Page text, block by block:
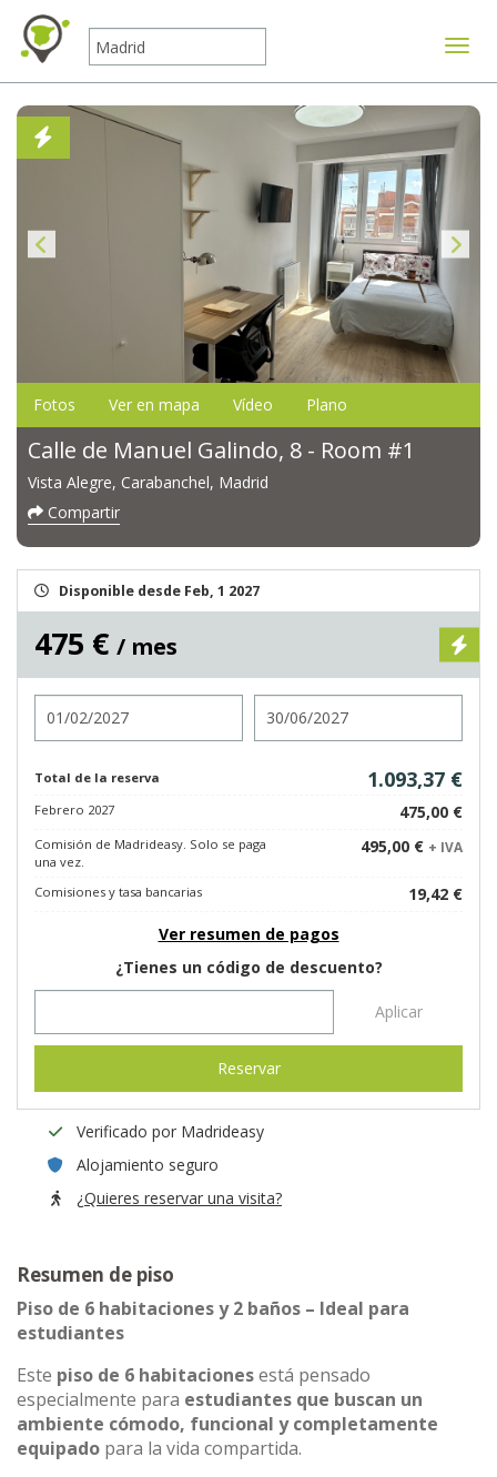
Fotos Ver en mapa Vídeo Plano
Calle de Manuel Galindo, 8 - Room #1
Vista Alegre, Carabanchel, Madrid
Compartir
Disponible desde Feb, 1 2027
475 € / mes
Total de la reserva 1.093,37 €
Febrero 2027 475,00 €
Comisión de Madrideasy. Solo se paga
una vez.
495,00 € + IVA
Comisiones y tasa bancarias
19,42 €
Ver resumen de pagos
¿Tienes un código de descuento?
Aplicar
Reservar
Verificado por Madrideasy
Alojamiento seguro
¿Quieres reservar una visita?
Resumen de piso
Piso de 6 habitaciones y 2 baños – Ideal para
estudiantes
Este piso de 6 habitacionesestá pensado
especialmente para estudiantes que buscan un
ambiente cómodo, funcional y completamente
equipado para la vida compartida.